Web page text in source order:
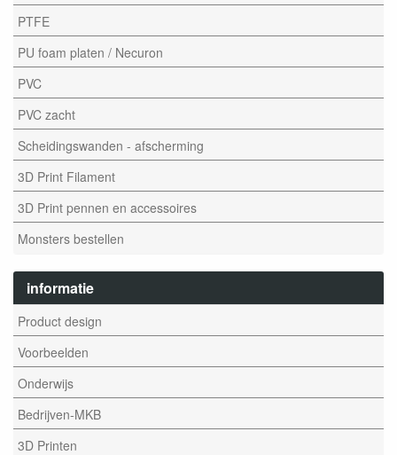
PTFE
PU foam platen / Necuron
PVC
PVC zacht
Scheidingswanden - afscherming
3D Print Filament
3D Print pennen en accessoires
Monsters bestellen
informatie
Product design
Voorbeelden
Onderwijs
Bedrijven-MKB
3D Printen